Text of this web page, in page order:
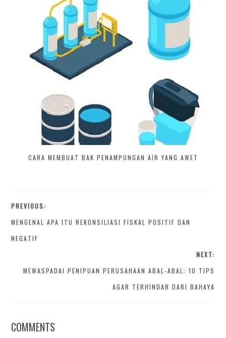
CARA MEMBUAT BAK PENAMPUNGAN AIR YANG AWET
PREVIOUS:
MENGENAL APA ITU REKONSILIASI FISKAL POSITIF DAN
NEGATIF
NEXT:
MEWASPADAI PENIPUAN PERUSAHAAN ABAL-ABAL: 10 TIPS
AGAR TERHINDAR DARI BAHAYA
COMMENTS